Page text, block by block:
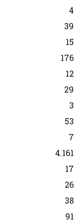
4
39
15
176
12
29
3
53
7
4.161
17
26
38
91